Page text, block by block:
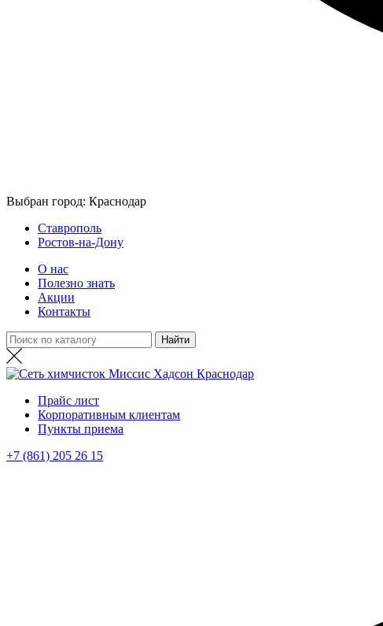
Выбран город: Краснодар
Ставрополь
Ростов-на-Дону
О нас
Полезно знать
Акции
Контакты
Прайс лист
Корпоративным клиентам
Пункты приема
+7 (861) 205 26 15